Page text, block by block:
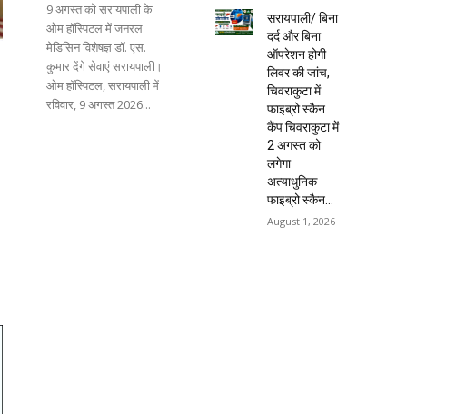
9 अगस्त को सरायपाली के
ओम हॉस्पिटल में जनरल
मेडिसिन विशेषज्ञ डॉ. एस.
कुमार देंगे सेवाएं सरायपाली।
ओम हॉस्पिटल, सरायपाली में
रविवार, 9 अगस्त 2026...
सरायपाली/ बिना
दर्द और बिना
ऑपरेशन होगी
लिवर की जांच,
चिवराकुटा में
फाइब्रो स्कैन
कैंप चिवराकुटा में
2 अगस्त को
लगेगा
अत्याधुनिक
फाइब्रो स्कैन...
August 1, 2026